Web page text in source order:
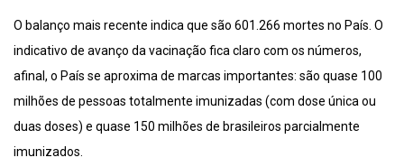
O balanço mais recente indica que são 601.266 mortes no País. O
indicativo de avanço da vacinação fica claro com os números,
afinal, o País se aproxima de marcas importantes: são quase 100
milhões de pessoas totalmente imunizadas (com dose única ou
duas doses) e quase 150 milhões de brasileiros parcialmente
imunizados.